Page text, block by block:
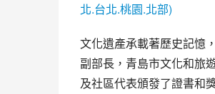
北.台北.桃園.北部)
文化遺產承載著歷史記憶
副部長，青島市文化和旅
及社區代表頒發了證書和